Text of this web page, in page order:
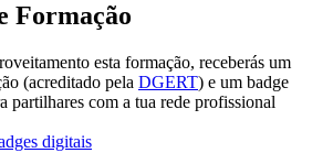
Formação
esta formação, receberás um
(acreditado pela DGERT) e um badge
partilhares com a tua rede profissional
digitais